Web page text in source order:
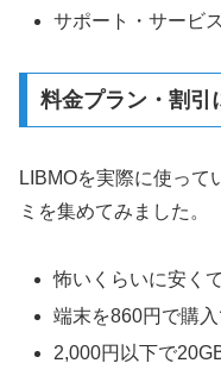
サポート・サービ
料金プラン・割引
LIBMOを実際に使って
ミを集めてみました。
怖いくらいに安く
端末を860円で購
2,000円以下で